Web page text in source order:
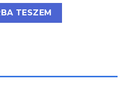
mennyiség
TESZEM